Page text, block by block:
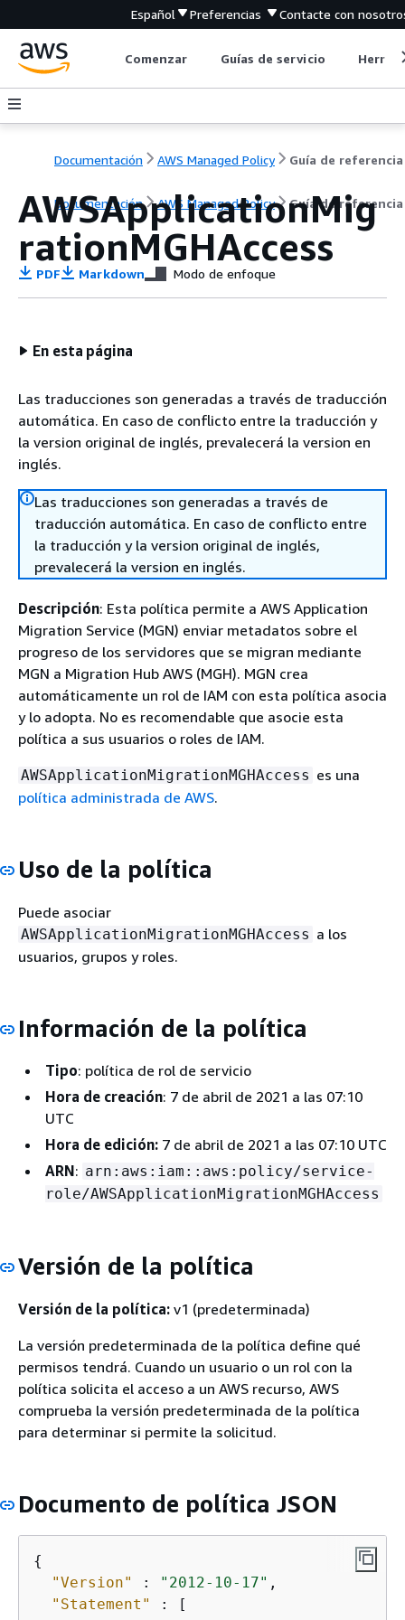
Español Preferencias Contacte con
Comenzar Guías de servicio
Documentación AWS Managed Policy Guía de referencia
Documentación AWS Managed Policy Guía de referencia
AWSApplicationMig
rationMGHAccess
PDF Markdown Modo de enfoque
En esta página
Las traducciones son generadas a través de traducción
automática. En caso de conflicto entre la traducción y
la version original de inglés, prevalecerá la version en
inglés.
Las traducciones son generadas a través de
traducción automática. En caso de conflicto entre
la traducción y la version original de inglés,
prevalecerá la version en inglés.
Descripción: Esta política permite a AWS Application
Migration Service (MGN) enviar metadatos sobre el
progreso de los servidores que se migran mediante
MGN a Migration Hub AWS (MGH). MGN crea
automáticamente un rol de IAM con esta política asocia
y lo adopta. No es recomendable que asocie esta
política a sus usuarios o roles de IAM.
AWSApplicationMigrationMGHAccess es una
política administrada de AWS.
Uso de la política
Puede asociar
AWSApplicationMigrationMGHAccess a los
usuarios, grupos y roles.
Información de la política
Tipo: política de rol de servicio
Hora de creación: 7 de abril de 2021 a las 07:10
UTC
Hora de edición: 7 de abril de 2021 a las 07:10 UTC
ARN: arn:aws:iam::aws:policy/service-
role/AWSApplicationMigrationMGHAccess
Versión de la política
Versión de la política: v1 (predeterminada)
La versión predeterminada de la política define qué
permisos tendrá. Cuando un usuario o un rol con la
política solicita el acceso a un AWS recurso, AWS
comprueba la versión predeterminada de la política
para determinar si permite la solicitud.
Documento de política JSON
{
"Version"
: "2012-10-17" ,
"Statement"
: [